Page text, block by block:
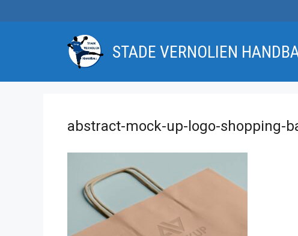
au
STADE VERNOLIEN
abstract-mock-up-logo-shopping-